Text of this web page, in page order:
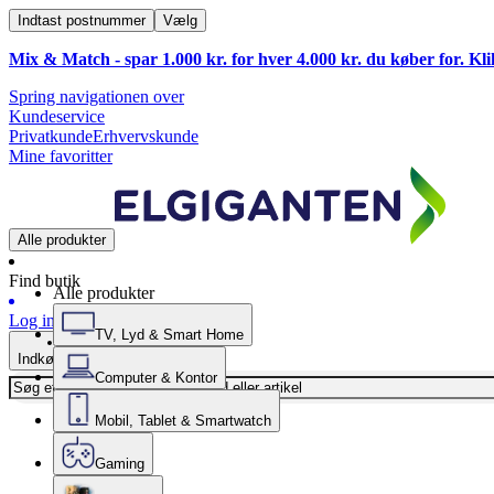
Indtast postnummer Vælg
Mix & Match - spar 1.000 kr. for hver 4.000 kr. du køber for.
Spring navigationen over
Kundeservice
PrivatkundeErhvervskunde
Mine favoritter
Alle produkter
Find butik
Log ind
Indkøbskurv
Alle produkter
TV, Lyd & Smart Home
Computer & Kontor
Mobil, Tablet & Smartwatch
Gaming